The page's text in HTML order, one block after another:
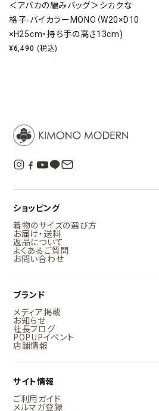
＜アバカの編みバッグ＞シカクな
格子-バイカラーMONO（W20×D10
×H25cm・持ち手の高さ13cm)
¥6,490 (税込)
ショッピング
着物のサイズの選び方
お届け・送料
返品について
よくあるご質問
お問い合わせ
ブランド
メディア掲載
お知らせ
社長ブログ
POPUPイベント
店舗情報
サイト情報
ご利用ガイド
メルマガ登録